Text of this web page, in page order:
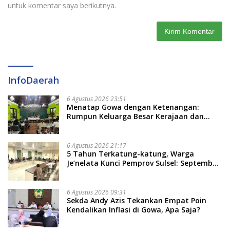
untuk komentar saya berikutnya.
InfoDaerah
6 Agustus 2026 23:51
Menatap Gowa dengan Ketenangan:
Rumpun Keluarga Besar Kerajaan dan
Soal Adat dan Adab
6 Agustus 2026 21:17
5 Tahun Terkatung-katung, Warga
Je’nelata Kunci Pemprov Sulsel: September
6 Agustus 2026 09:31
Sekda Andy Azis Tekankan Empat Poin
Kendalikan Inflasi di Gowa, Apa Saja?